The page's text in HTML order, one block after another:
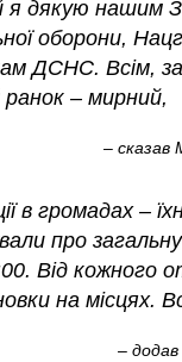
я дякую нашим
оборони,
ДСНС. Всім,
ранок – мирний,
– сказав
в громадах –
про
Від кожного
на місцях.
– додав